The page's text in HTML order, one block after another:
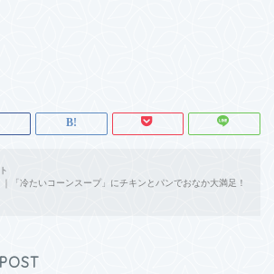
「冷たいコーンスープ」にチキンとパンでおなか大満足！